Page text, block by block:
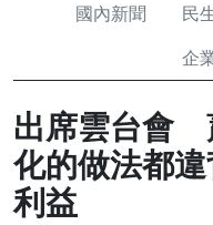
國內新聞 民
企
出席雲台會
化的做法都
利益